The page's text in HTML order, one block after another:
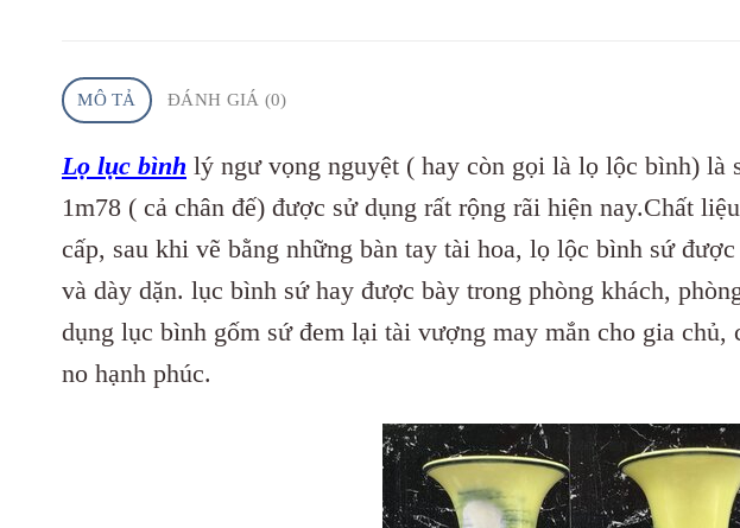
MÔ TẢ ĐÁNH GIÁ (0)
Lọ lục bình lý ngư vọng nguyệt ( hay còn gọi là lọ lộc bình) là
1m78 ( cả chân đế) được sử dụng rất rộng rãi hiện nay.Chất
cấp, sau khi vẽ bằng những bàn tay tài hoa, lọ lộc bình sứ
và dày dặn. lục bình sứ hay được bày trong phòng khách,
dụng lục bình gốm sứ đem lại tài vượng may mắn cho gia chủ,
no hạnh phúc.